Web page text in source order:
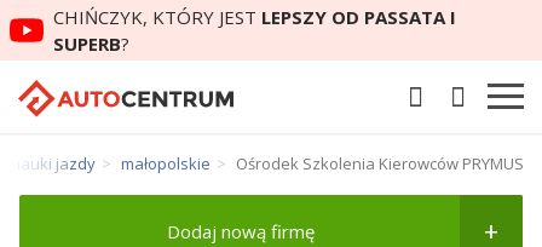
CHIŃCZYK, KTÓRY JEST LEPSZY OD PASSATA I
SUPERB?
nauki jazdy małopolskie Ośrodek Szkolenia Kierowców PRYMUS
Dodaj nową firmę